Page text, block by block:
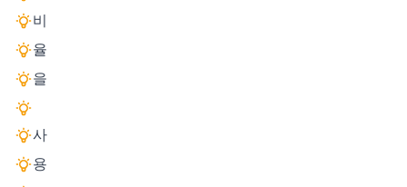
비
율
을
사
용